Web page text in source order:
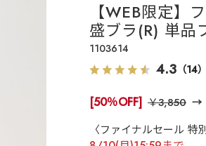
【WEB限定】
盛ブラ(R) 単品
1103614
4.3 （14）
[50％OFF] ￥3,850
〈ファイナルセール 特